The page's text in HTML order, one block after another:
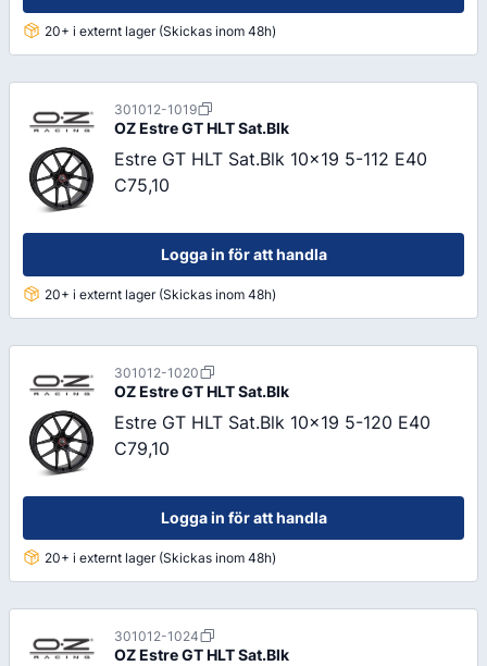
20+ i externt lager (Skickas inom 48h)
301012-1019
OZEstre GT HLT Sat.Blk
Estre GT HLT Sat.Blk 10x19 5-112 E40
C75,10
Logga in för att handla
20+ i externt lager (Skickas inom 48h)
301012-1020
OZEstre GT HLT Sat.Blk
Estre GT HLT Sat.Blk 10x19 5-120 E40
C79,10
Logga in för att handla
20+ i externt lager (Skickas inom 48h)
301012-1024
OZEstre GT HLT Sat.Blk